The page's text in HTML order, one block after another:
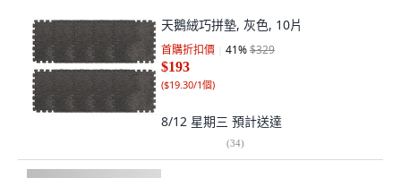
天鵝絨巧拼墊, 灰色, 10片
首購折扣價 41%$329
$193
($19.30/1個)
8/12 星期三 預計送達
(34)